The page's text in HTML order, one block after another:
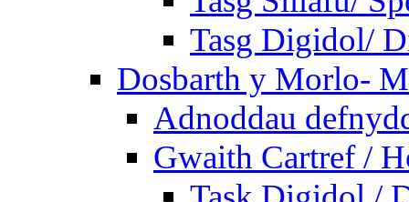
Tasg Digidol/
Dosbarth y Morlo-
Adnoddau
Gwaith Cartref /